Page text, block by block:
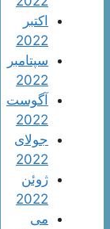
اکتبر
2022
سپتامبر
2022
آگوست
2022
جولای
2022
ژوئن
2022
می